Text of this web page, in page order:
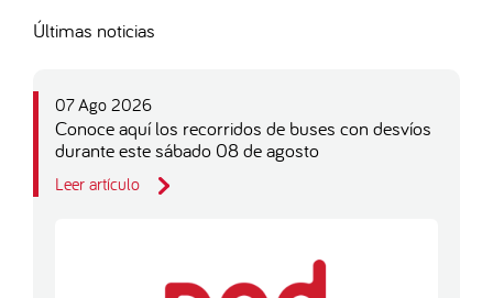
Últimas noticias
07 Ago 2026
Conoce aquí los recorridos de buses con desvíos
durante este sábado 08 de agosto
Leer artículo